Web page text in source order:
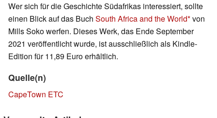
Wer sich für die Geschichte Südafrikas interessiert, sollte
einen Blick auf das Buch South Africa and the World von
Mills Soko werfen. Dieses Werk, das Ende September
2021 veröffentlicht wurde, ist ausschließlich als Kindle-
Edition für 11,89 Euro erhältlich.
Quelle(n)
CapeTown ETC